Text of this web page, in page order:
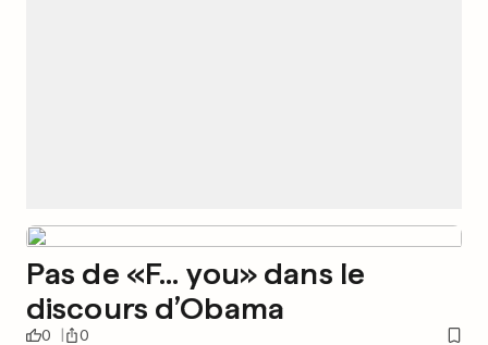
Pas de «F... you» dans le
discours d’Obama
0 0